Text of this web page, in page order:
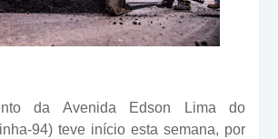
da Avenida Edson Lima do
94) teve início esta semana, por